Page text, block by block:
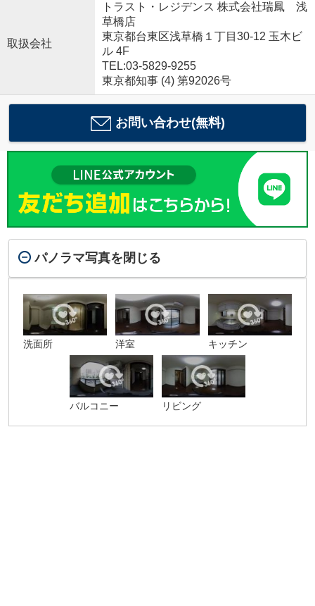
取扱会社
トラスト・レジデンス 株式会社瑞鳳 浅
草橋店
東京都台東区浅草橋１丁目30-12 玉木ビ
ル 4F
TEL:03-5829-9255
東京都知事 (4) 第92026号
お問い合わせ(無料)
パノラマ写真を閉じる
洗面所 洋室 キッチン
バルコニー リビング